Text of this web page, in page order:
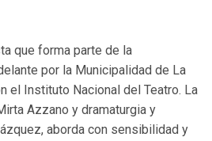
que forma parte de la
por la Municipalidad de La
el Instituto Nacional del Teatro. La
Azzano y dramaturgia y
aborda con sensibilidad y